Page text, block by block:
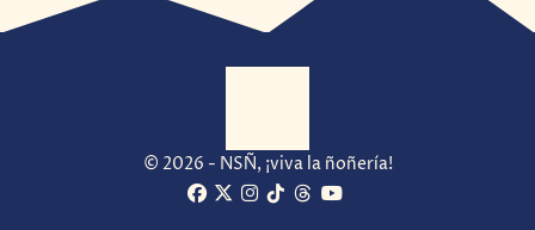
© 2026 - NSÑ, ¡viva la ñoñería!